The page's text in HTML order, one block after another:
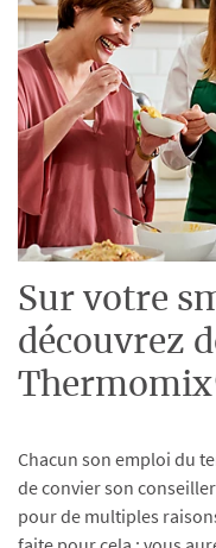
Sur votre
découvrez
Chacun son emploi du
de convier son
pour de multiples